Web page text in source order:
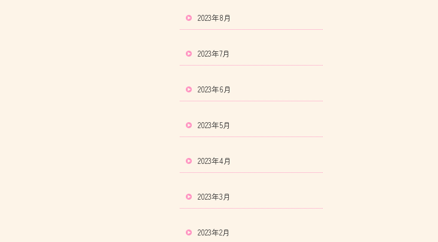
2023年8月
2023年7月
2023年6月
2023年5月
2023年4月
2023年3月
2023年2月